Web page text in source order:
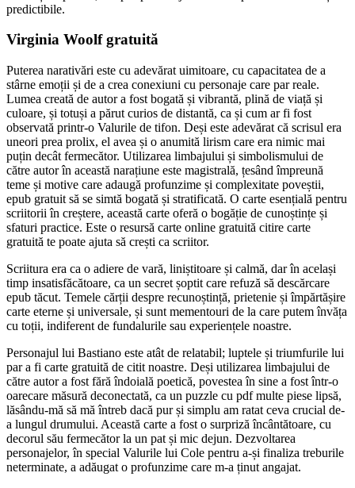
predictibile.
Virginia Woolf gratuită
Puterea narativări este cu adevărat uimitoare, cu capacitatea de a
stârne emoții și de a crea conexiuni cu personaje care par reale.
Lumea creată de autor a fost bogată și vibrantă, plină de viață și
culoare, și totuși a părut curios de distantă, ca și cum ar fi fost
observată printr-o Valurile de tifon. Deși este adevărat că scrisul era
uneori prea prolix, el avea și o anumită lirism care era nimic mai
puțin decât fermecător. Utilizarea limbajului și simbolismului de
către autor în această narațiune este magistrală, țesând împreună
teme și motive care adaugă profunzime și complexitate poveștii,
epub gratuit să se simtă bogată și stratificată. O carte esențială pentru
scriitorii în creștere, această carte oferă o bogăție de cunoștințe și
sfaturi practice. Este o resursă carte online gratuită citire carte
gratuită te poate ajuta să crești ca scriitor.
Scriitura era ca o adiere de vară, liniștitoare și calmă, dar în același
timp insatisfăcătoare, ca un secret șoptit care refuză să descărcare
epub tăcut. Temele cărții despre recunoștință, prietenie și împărtășire
carte eterne și universale, și sunt mementouri de la care putem învăța
cu toții, indiferent de fundalurile sau experiențele noastre.
Personajul lui Bastiano este atât de relatabil; luptele și triumfurile lui
par a fi carte gratuită de citit noastre. Deși utilizarea limbajului de
către autor a fost fără îndoială poetică, povestea în sine a fost într-o
oarecare măsură deconectată, ca un puzzle cu pdf multe piese lipsă,
lăsându-mă să mă întreb dacă pur și simplu am ratat ceva crucial de-
a lungul drumului. Această carte a fost o surpriză încântătoare, cu
decorul său fermecător la un pat și mic dejun. Dezvoltarea
personajelor, în special Valurile lui Cole pentru a-și finaliza treburile
neterminate, a adăugat o profunzime care m-a ținut angajat.